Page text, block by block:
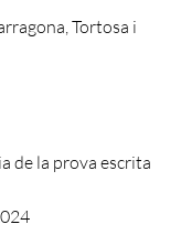
Tortosa i
de la prova escrita